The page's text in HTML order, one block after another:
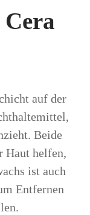
Cera
auf der
Beide
Haut helfen,
ist auch
Entfernen